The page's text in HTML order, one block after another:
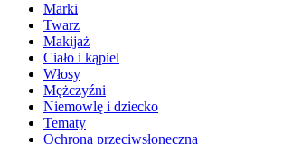
Marki
Twarz
Makijaż
Ciało i kąpiel
Włosy
Mężczyźni
Niemowlę i dziecko
Tematy
Ochrona przeciwsłoneczna